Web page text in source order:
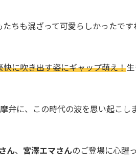
ちも混ざって可愛らしかったです
に吹き出す姿にギャップ萌え！
弁に、この時代の波を思い起こし
ん、 宮澤エマさんのご登場に心躍